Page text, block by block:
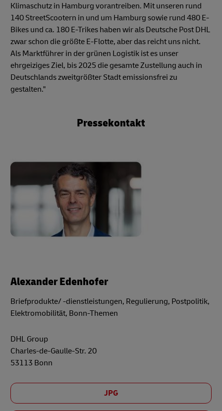
Klimaschutz in Hamburg vorantreiben. Mit unseren rund
140 StreetScootern in und um Hamburg sowie rund 480 E-
Bikes und ca. 180 E-Trikes haben wir als Deutsche Post DHL
zwar schon die größte E-Flotte, aber das reicht uns nicht.
Als Marktführer in der grünen Logistik ist es unser
ehrgeiziges Ziel, bis 2025 die gesamte Zustellung auch in
Deutschlands zweitgrößter Stadt emissionsfrei zu
gestalten."
Pressekontakt
Alexander Edenhofer
Briefprodukte/ -dienstleistungen, Regulierung, Postpolitik,
Elektromobilität, Bonn-Themen
DHL Group
Charles-de-Gaulle-Str. 20
53113 Bonn
JPG